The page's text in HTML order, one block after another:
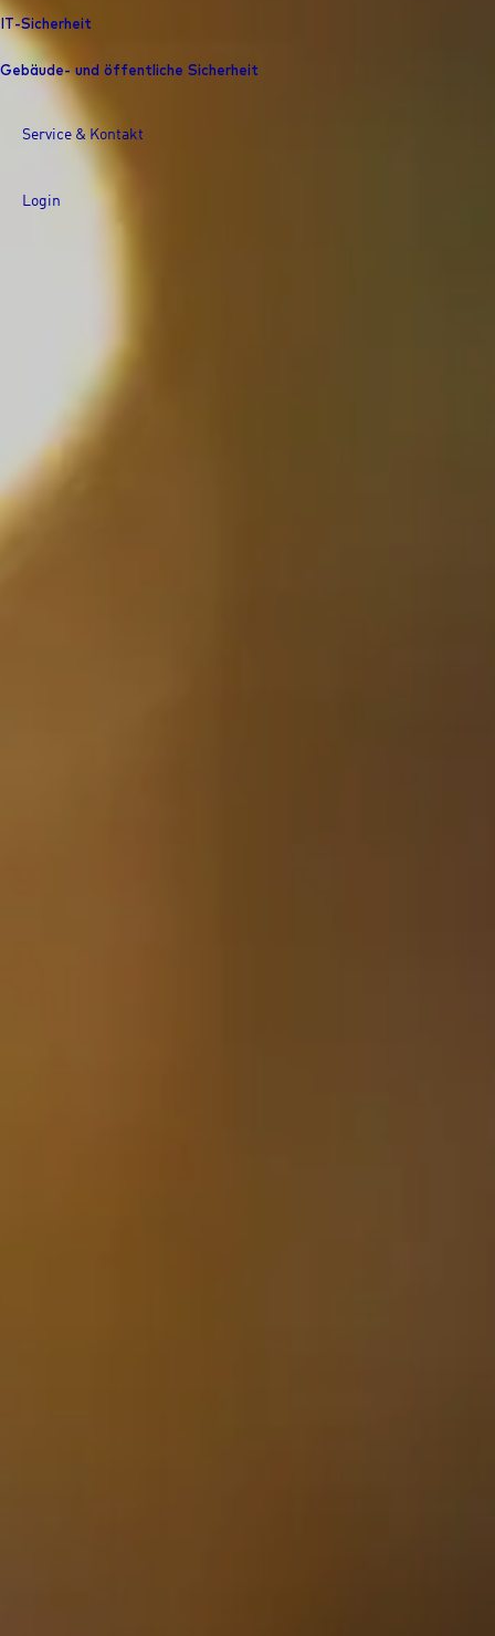
IT-Sicherheit
Gebäude- und öffentliche Sicherheit
Service & Kontakt
Login